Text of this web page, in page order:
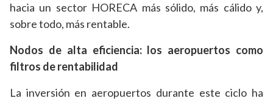
hacia un sector HORECA más sólido, más cálido y,
sobre todo, más rentable.
Nodos de alta eficiencia: los aeropuertos como
filtros de rentabilidad
La inversión en aeropuertos durante este ciclo ha